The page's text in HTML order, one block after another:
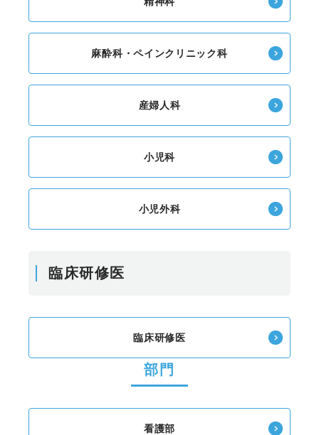
麻酔科・ペインクリニック科
産婦人科
小児科
小児外科
臨床研修医
臨床研修医
部門
看護部